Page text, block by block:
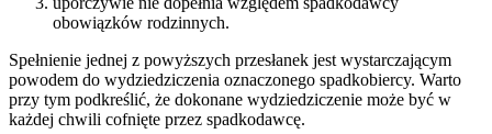
obowiązków rodzinnych.
Spełnienie jednej z powyższych przesłanek jest wystarczającym
powodem do wydziedziczenia oznaczonego spadkobiercy. Warto
przy tym podkreślić, że dokonane wydziedziczenie może być w
każdej chwili cofnięte przez spadkodawcę.